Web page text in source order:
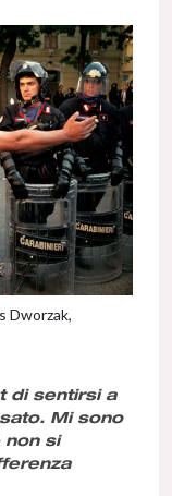
Dworzak,
di sentirsi a
Mi sono
si